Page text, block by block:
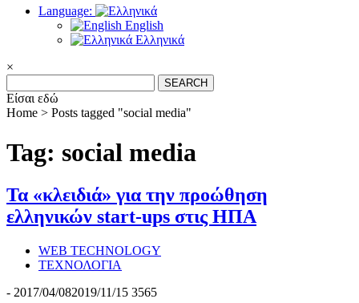
Language:
English
Ελληνικά
×
for:
Είσαι εδώ
Home > Posts tagged "social media"
Tag: social media
Τα «κλειδιά» για την προώθηση
ελληνικών start-ups στις ΗΠΑ
WEB TECHNOLOGY
ΤΕΧΝΟΛΟΓΙΑ
- 2017/04/082019/11/15 3565